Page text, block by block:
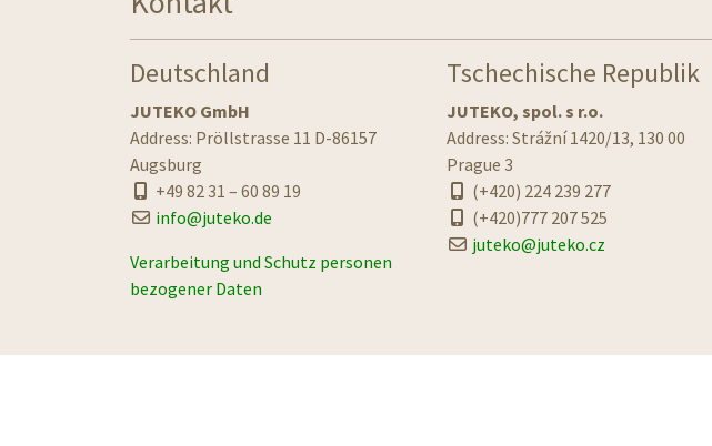
Deutschland
JUTEKO GmbH
Address: Pröllstrasse 11 D-86157
Augsburg
+49 82 31 – 60 89 19
info@juteko.de
Verarbeitung und Schutz personen
bezogener Daten
Tschechische Republik
JUTEKO, spol. s r.o.
Address: Strážní 1420/13, 130 00
Prague 3
(+420) 224 239 277
(+420)777 207 525
juteko@juteko.cz